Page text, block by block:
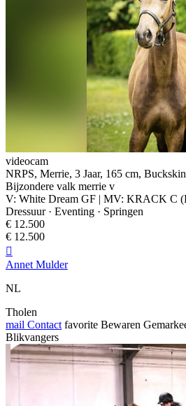
videocam
NRPS, Merrie, 3 Jaar, 165 cm, Buckskin
Bijzondere valk merrie v
V: White Dream GF | MV: KRACK C
Dressuur · Eventing · Springen
€ 12.500
€ 12.500

Annet Mulder
NL
Tholen
mail Contact favorite Bewaren
Blikvangers